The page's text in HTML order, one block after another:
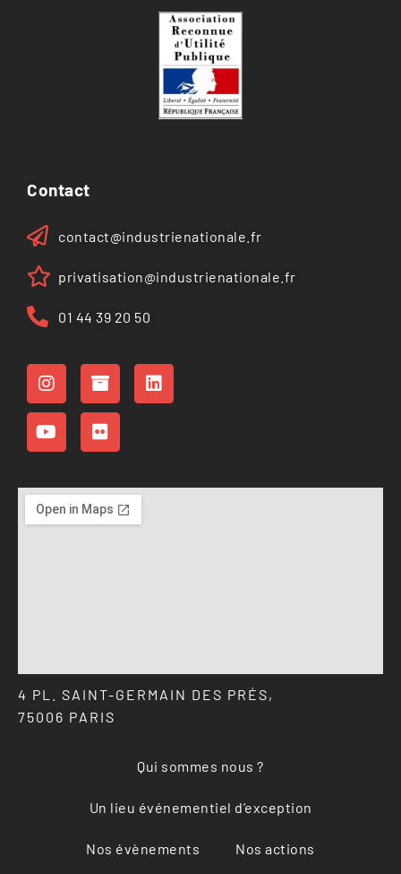
Contact
contact@industrienationale.fr
privatisation@industrienationale.fr
01 44 39 20 50
4 PL. SAINT-GERMAIN DES PRÉS,
75006 PARIS
Qui sommes nous ?
Un lieu événementiel d’exception
Nos évènements Nos actions